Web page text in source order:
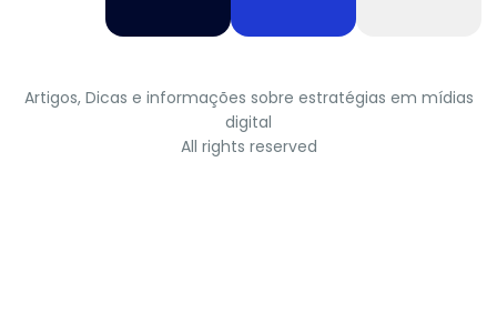
Artigos, Dicas e informações sobre estratégias em mídias
digital
All rights reserved